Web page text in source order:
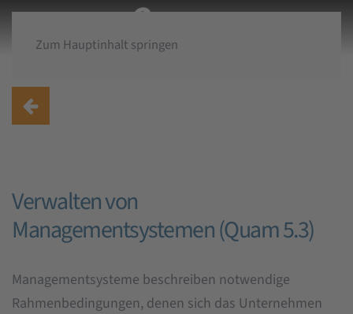
Zum Hauptinhalt springen
Verwalten von
Managementsystemen (Quam 5.3)
Managementsysteme beschreiben notwendige
Rahmenbedingungen, denen sich das Unternehmen